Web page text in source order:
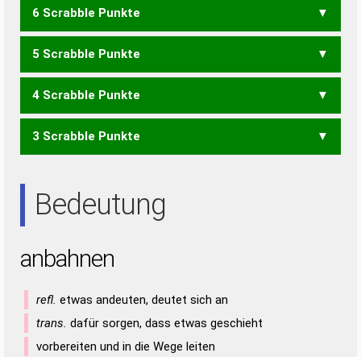
HABE BANEN BANNE
6 Scrabble Punkte
HAB HEB BANE BANN
5 Scrabble Punkte
ABA BAN BEN NAHE
4 Scrabble Punkte
AHA HAN NAH ANNA
3 Scrabble Punkte
Bedeutung
anbahnen
refl. etwas andeuten, deutet sich an
trans. dafür sorgen, dass etwas geschieht
vorbereiten und in die Wege leiten